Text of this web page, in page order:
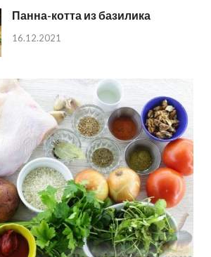
Панна-котта из базилика
16.12.2021